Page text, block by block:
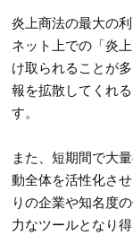
炎上商法の最大の
ネット上での「炎
け取られることが
報を拡散してくれ
す。
また、短期間で大
動全体を活性化さ
りの企業や知名度
力なツールとなり得